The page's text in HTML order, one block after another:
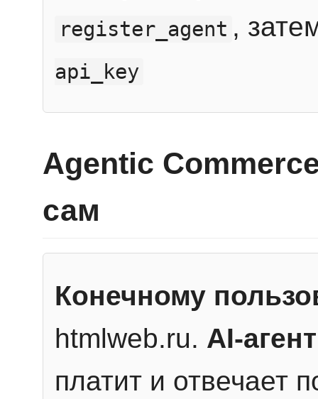
register_agent ,
api_key
Agentic
сам
Конечному
htmlweb.ru. AI-агент
платит и отвечает